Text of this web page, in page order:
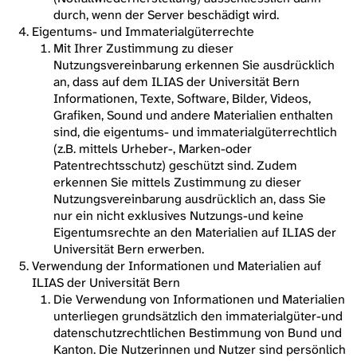
durch, wenn der Server beschädigt wird.
Eigentums- und Immaterialgüterrechte
Mit Ihrer Zustimmung zu dieser
Nutzungsvereinbarung erkennen Sie ausdrücklich
an, dass auf dem ILIAS der Universität Bern
Informationen, Texte, Software, Bilder, Videos,
Grafiken, Sound und andere Materialien enthalten
sind, die eigentums- und immaterialgüterrechtlich
(z.B. mittels Urheber-, Marken-oder
Patentrechtsschutz) geschützt sind. Zudem
erkennen Sie mittels Zustimmung zu dieser
Nutzungsvereinbarung ausdrücklich an, dass Sie
nur ein nicht exklusives Nutzungs-und keine
Eigentumsrechte an den Materialien auf ILIAS der
Universität Bern erwerben.
Verwendung der Informationen und Materialien auf
ILIAS der Universität Bern
Die Verwendung von Informationen und Materialien
unterliegen grundsätzlich den immaterialgüter-und
datenschutzrechtlichen Bestimmung von Bund und
Kanton. Die Nutzerinnen und Nutzer sind persönlich